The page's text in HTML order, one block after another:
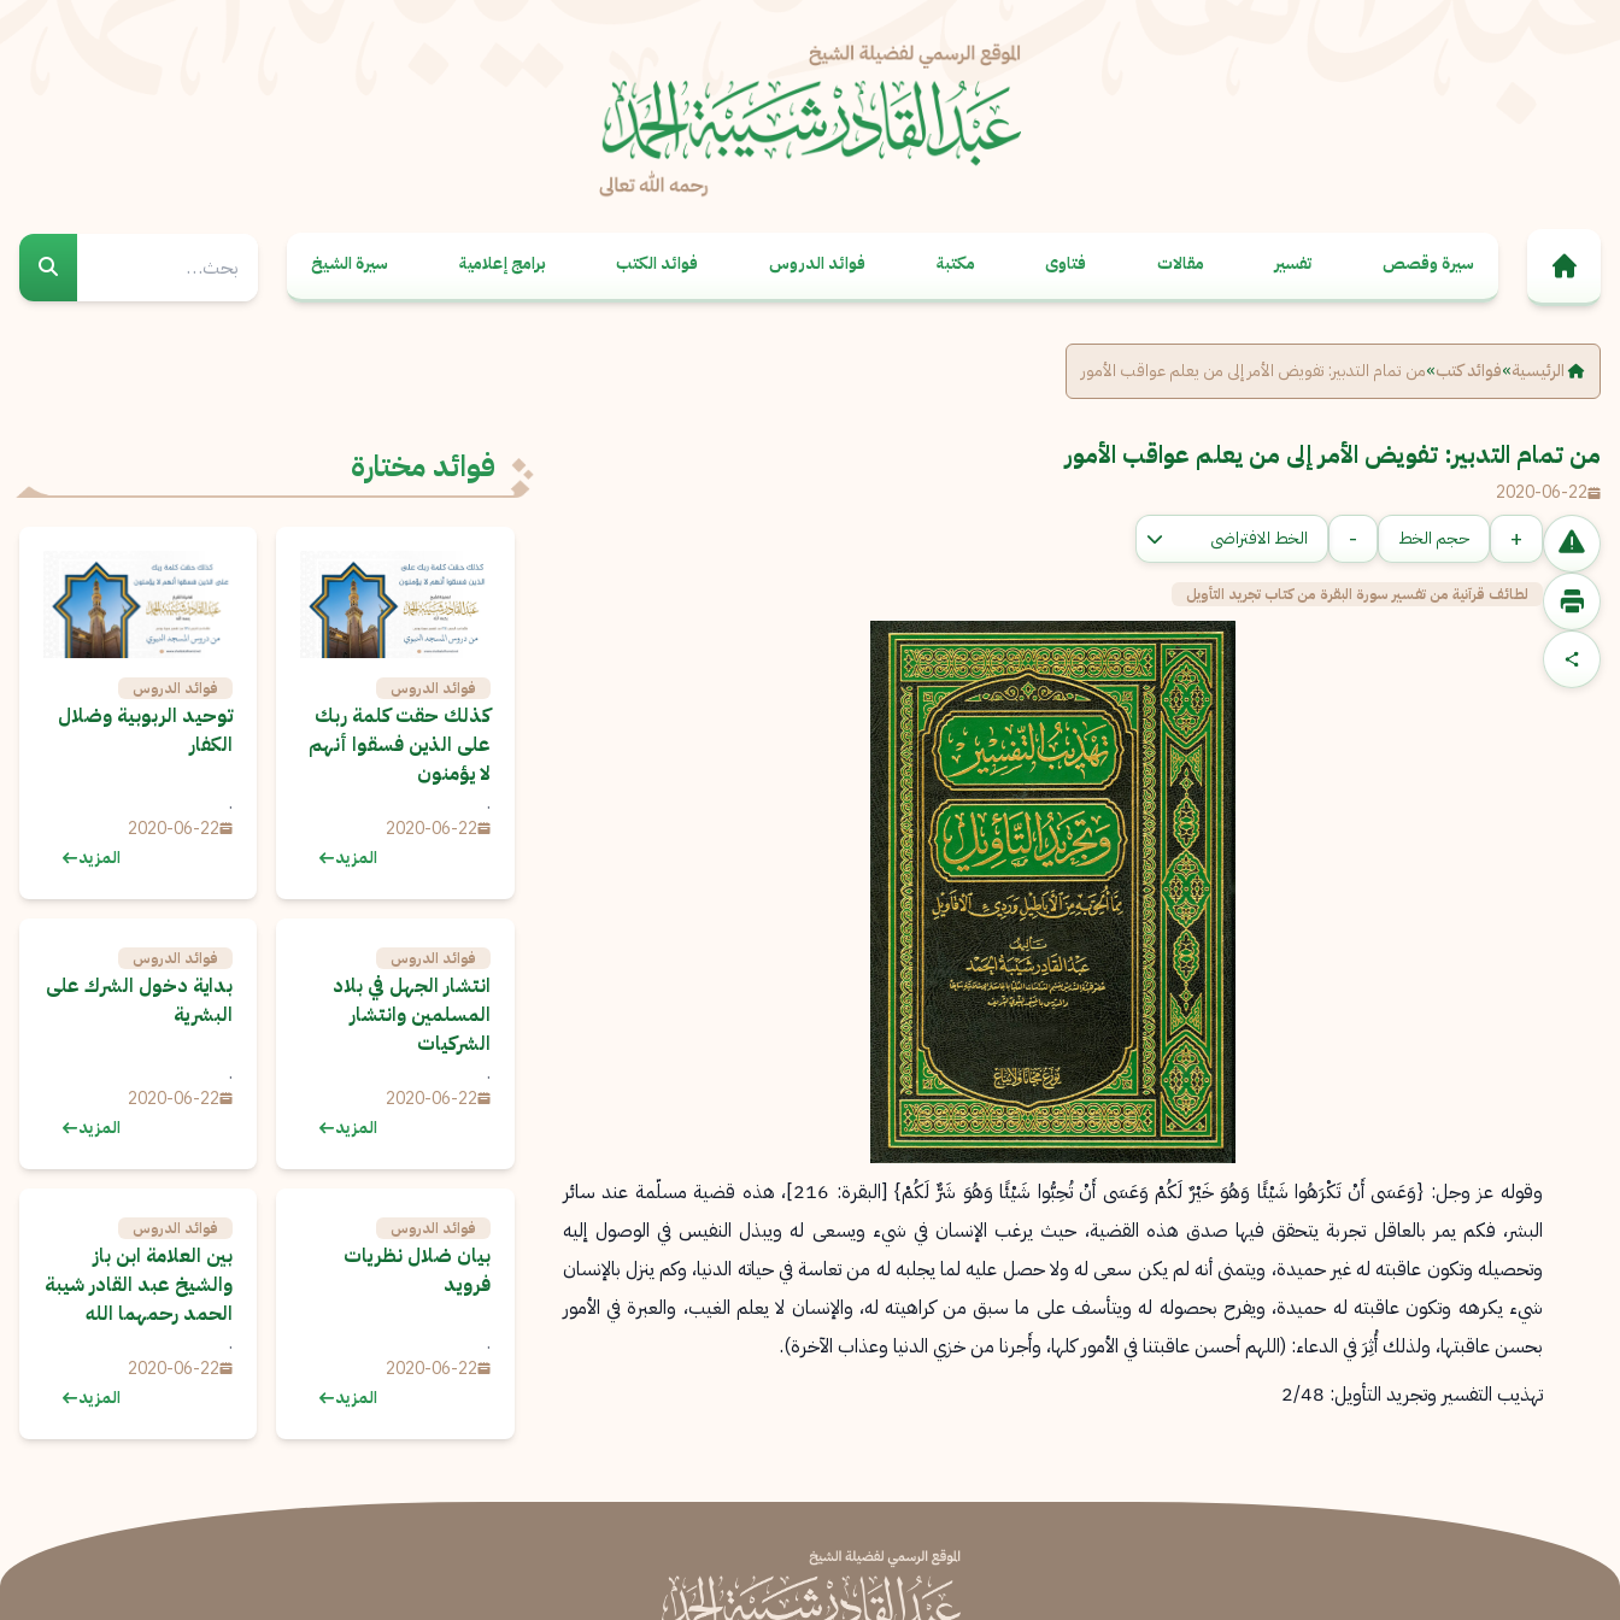
سيرة وقصص تفسير مقالات فتاوى مكتبة فوائد الدروس فوائد الكتب برامج إعلامية سيرة الشيخ
الرئيسية»فوائد كتب»من تمام التدبير: تفويض الأمر إلى من يعلم عواقب الأمور
من تمام التدبير: تفويض الأمر إلى من يعلم عواقب الأمور
2020-06-22
الإبلاغ عن مشكلة
البريد الإلكتروني* نسخ
+ حجم الخط -
لطائف قرآنية من تفسير سورة البقرة من كتاب تجريد التأويل
وقوله عز وجل: {وَعَسَى أَنْ تَكْرَهُوا شَيْئًا وَهُوَ خَيْرٌ لَكُمْ وَعَسَى أَنْ تُحِبُّوا شَيْئًا وَهُوَ شَرٌّ لَكُمْ} [البقرة: 216]، هذه قضية مسلّمة عند سائر
البشر، فكم يمر بالعاقل تجربة يتحقق فيها صدق هذه القضية، حيث يرغب الإنسان في شيء ويسعى له ويبذل النفيس في الوصول إليه
وتحصيله وتكون عاقبته له غير حميدة، ويتمنى أنه لم يكن سعى له ولا حصل عليه لما يجلبه له من تعاسة في حياته الدنيا، وكم ينزل بالإنسان
شيء يكرهه وتكون عاقبته له حميدة، ويفرح بحصوله له ويتأسف على ما سبق من كراهيته له، والإنسان لا يعلم الغيب، والعبرة في الأمور
بحسن عاقبتها، ولذلك أُثِرَ في الدعاء: (اللهم أحسن عاقبتنا في الأمور كلها، وأَجرنا من خزي الدنيا وعذاب الآخرة).
تهذيب التفسير وتجريد التأويل: 2/48
فوائد مختارة
فوائد الدروس
كذلك حقت كلمة ربك
على الذين فسقوا أنهم
لا يؤمنون
.
2020-06-22
المزيد
فوائد الدروس
توحيد الربوبية وضلال
الكفار
.
2020-06-22
المزيد
فوائد الدروس
انتشار الجهل في بلاد
المسلمين وانتشار
الشركيات
.
2020-06-22
المزيد
فوائد الدروس
بداية دخول الشرك على
البشرية
.
2020-06-22
المزيد
فوائد الدروس
بيان ضلال نظريات
فرويد
.
2020-06-22
المزيد
فوائد الدروس
بين العلامة ابن باز
والشيخ عبد القادر شيبة
الحمد رحمهما الله
.
2020-06-22
المزيد